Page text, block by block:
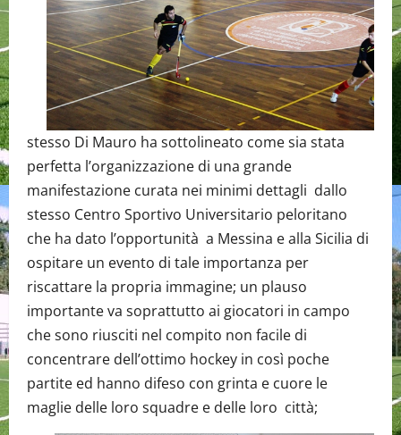
stesso Di Mauro ha sottolineato come sia stata
perfetta l’organizzazione di una grande
manifestazione curata nei minimi dettagli dallo
stesso Centro Sportivo Universitario peloritano
che ha dato l’opportunità a Messina e alla Sicilia di
ospitare un evento di tale importanza per
riscattare la propria immagine; un plauso
importante va soprattutto ai giocatori in campo
che sono riusciti nel compito non facile di
concentrare dell’ottimo hockey in così poche
partite ed hanno difeso con grinta e cuore le
maglie delle loro squadre e delle loro città;